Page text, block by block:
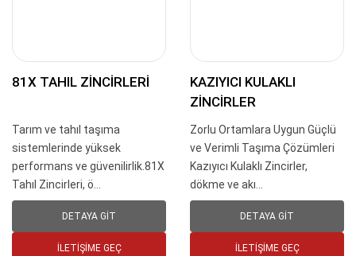
81X TAHIL ZINCIRLERI
Tarım ve tahıl taşıma
sistemlerinde yüksek
performans ve güvenilirlik.81X
Tahıl Zincirleri, ö...
DETAYA GIT
İLETIŞIME GEÇ
KAZIYICI KULAKLI
ZINCIRLER
Zorlu Ortamlara Uygun Güçlü
ve Verimli Taşıma Çözümleri
Kazıyıcı Kulaklı Zincirler,
dökme ve akı...
DETAYA GIT
İLETIŞIME GEÇ